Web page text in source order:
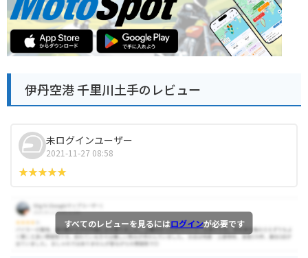
伊丹空港 千里川土手のレビュー
未ログインユーザー
2021-11-27 08:58
すべてのレビューを見るにはログインが必要です